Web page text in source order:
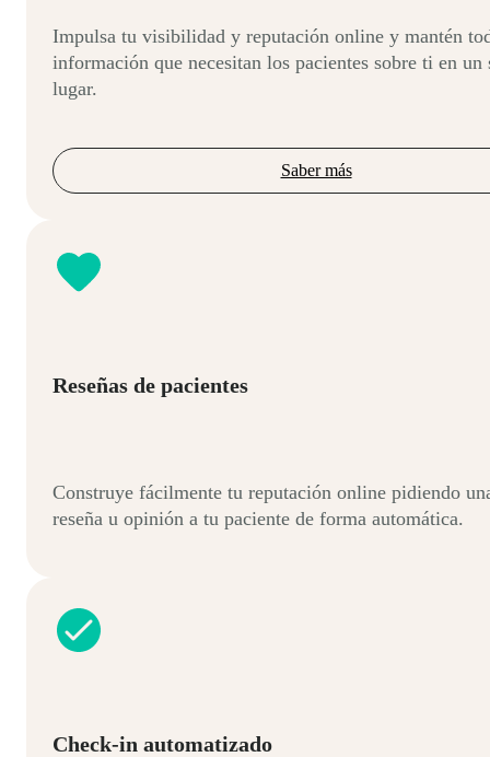
Impulsa tu visibilidad y reputación online y mantén
información que necesitan los pacientes sobre ti en un
lugar.
Saber más
Reseñas de pacientes
Construye fácilmente tu reputación online pidiendo
reseña u opinión a tu paciente de forma automática.
Check-in automatizado